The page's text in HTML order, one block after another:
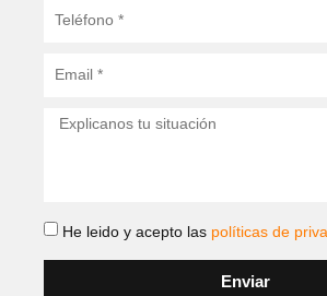
He leido y acepto las políticas de
Enviar